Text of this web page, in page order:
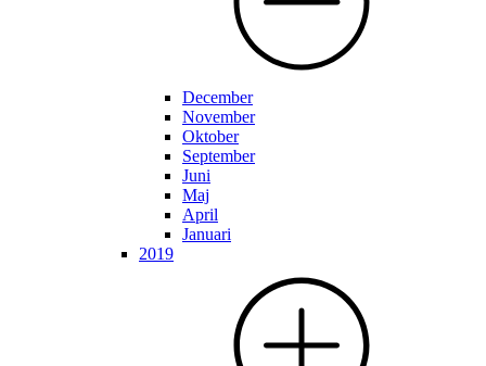
December
November
Oktober
September
Juni
Maj
April
Januari
2019